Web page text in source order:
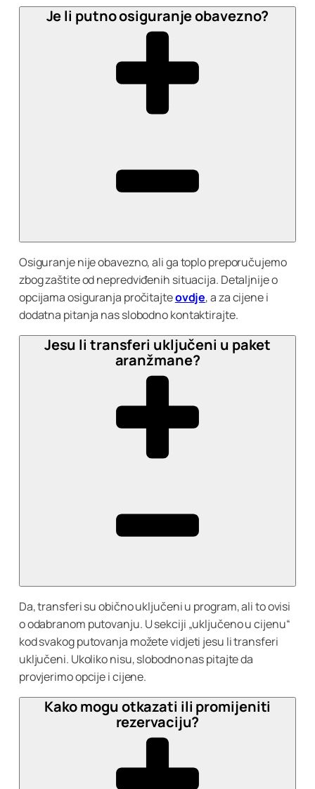
Je li putno osiguranje obavezno?
Osiguranje nije obavezno, ali ga toplo preporučujemo
zbog zaštite od nepredviđenih situacija. Detaljnije o
opcijama osiguranja pročitajteovdje, a za cijene i
dodatna pitanja nas slobodno kontaktirajte.
Jesu li transferi uključeni u paket
aranžmane?
Da, transferi su obično uključeni u program, ali to ovisi
o odabranom putovanju. U sekciji „uključeno u cijenu“
kod svakog putovanja možete vidjeti jesu li transferi
uključeni. Ukoliko nisu, slobodno nas pitajte da
provjerimo opcije i cijene.
Kako mogu otkazati ili promijeniti
rezervaciju?